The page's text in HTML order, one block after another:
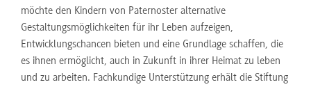
möchte den Kindern von Paternoster alternative
Gestaltungsmöglichkeiten für ihr Leben aufzeigen,
Entwicklungschancen bieten und eine Grundlage schaffen, die
es ihnen ermöglicht, auch in Zukunft in ihrer Heimat zu leben
und zu arbeiten. Fachkundige Unterstützung erhält die Stiftung